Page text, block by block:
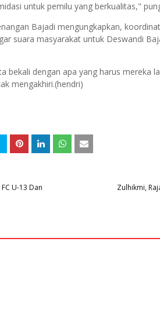
untuk pemilu yang berkualitas,"
Bajadi mengungkapkan,
suara masyarakat untuk Deswandi
bekali dengan apa yang harus mereka
mengakhiri.(hendri)
Zulhikmi,
U-13 Dan